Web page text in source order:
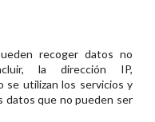
recoger datos no
la dirección IP,
se utilizan los servicios y
datos que no pueden ser